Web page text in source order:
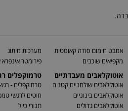
אמבט חימום סודה קאוסטית
מקפיאים שוכבים
אוטוקלאבים מעבדתיים
אוטוקלאבים שולחניים קטנים
אוטוקלאבים בינוניים
אוטוקלאבים גדולים
מערכות מיתוג
פירומטר אינפרא
טרמוקפלים
טרמוקפלים -
חוטים לרגשי
תנורי כיול